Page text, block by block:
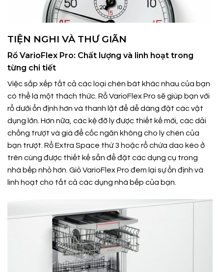
TIỆN NGHI VÀ THƯ GIÃN
Rổ VarioFlex Pro: Chất lượng và linh hoạt trong
từng chi tiết
Việc sắp xếp tất cả các loại chén bát khác nhau của bạn
có thể là một thách thức. Rổ VarioFlex Pro sẽ giúp bạn với
rổ dưới ổn định hơn và thanh lật để dễ dàng đặt các vật
dụng lớn. Hơn nữa, các kệ đỡ ly được thiết kế mới, các dải
chống trượt và giá để cốc ngăn không cho ly chén của
bạn trượt. Rổ Extra Space thứ 3 hoặc rổ chứa dao kéo ở
trên cùng được thiết kế sẵn để đặt các dụng cụ trong
nhà bếp nhỏ hơn. Giỏ VarioFlex Pro đem lại sự ổn định và
linh hoạt cho tất cả các dụng nhà bếp của bạn.